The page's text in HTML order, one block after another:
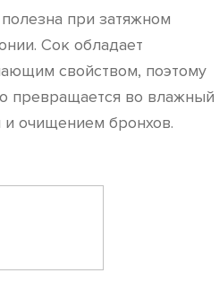
при затяжном
Сок обладает
свойством, поэтому
превращается во влажный
очищением бронхов.